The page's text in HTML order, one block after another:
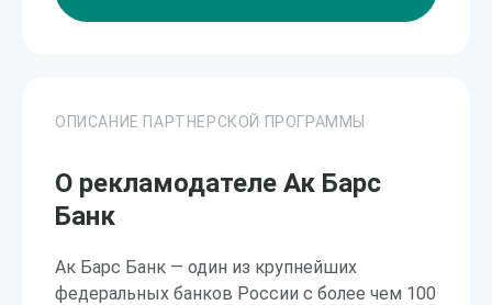
ОПИСАНИЕ ПАРТНЕРСКОЙ ПРОГРАММЫ
О рекламодателе Ак Барс
Банк
Ак Барс Банк — один из крупнейших
федеральных банков России с более чем 100